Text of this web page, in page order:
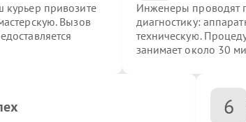
привозите
Вызов
Инженеры проводят
диагностику:
техническую.
занимает около 30
6